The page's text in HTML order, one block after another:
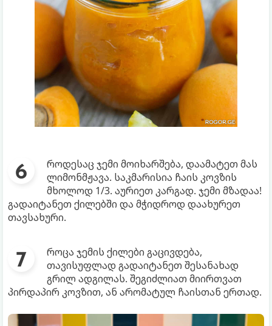
როდესაც ჯემი მოიხარშება, დაამატეთ მას
ლიმონმჟავა. საკმარისია ჩაის კოვზის
მხოლოდ 1/3. აურიეთ კარგად. ჯემი მზადაა!
გადაიტანეთ ქილებში და მჭიდროდ დაახურეთ
თავსახური.
როცა ჯემის ქილები გაცივდება,
თავისუფლად გადაიტანეთ შესანახად
გრილ ადგილას. შეგიძლიათ მიირთვათ
პირდაპირ კოვზით, ან არომატულ ჩაისთან ერთად.